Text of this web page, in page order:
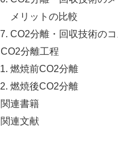
メリットの比較
CO2分離・回収技術の
CO2分離工程
燃焼前CO2分離
燃焼後CO2分離
関連書籍
関連文献